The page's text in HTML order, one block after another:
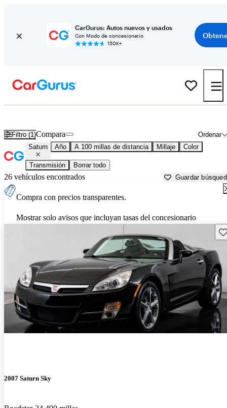
CarGurus: Autos nuevos y usados
Con Modo de concesionario
150K+
Filtro (1) Ordenar
Compara
Saturn Año A 100 millas de distancia Millaje Color
Transmisión Borrar todo
26 vehículos encontrados Guardar
Compra con precios transparentes.
Mostrar solo avisos que incluyan tasas del concesionario
2007 Saturn Sky